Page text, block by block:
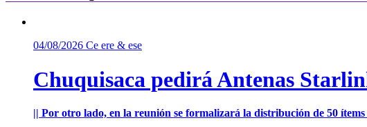
04/08/2026 Ce ere & ese
Chuquisaca pedirá Antenas
|| Por otro lado, en la reunión se formalizará la distribución de 50